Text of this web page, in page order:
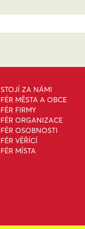
STOJÍ ZA NÁMI
FÉR MĚSTA A OBCE
FÉR FIRMY
FÉR ORGANIZACE
FÉR OSOBNOSTI
FÉR VĚŘÍCÍ
FÉR MÍSTA